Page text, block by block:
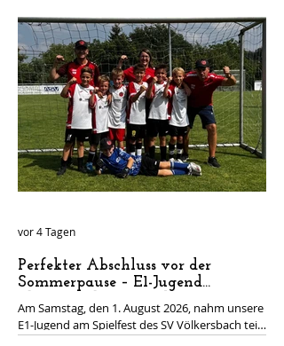
den Nachmittag zu gestalten. Bei strahlendem
Sonnenschein und Temperaturen von 33 Grad
hatten die Kinder die Möglichkeit, an 3
unterschiedlichen Stationen verschiedene
Trainingsformen des Fußballspiels
kennenzulernen. Die Kinder hatten bei einer
kleinen Dribbe
Perfekter Abschluss vor der
Sommerpause – E1-Jugend
überzeugt beim Spielfest in
Völkersbach
Am Samstag, den 1. August 2026, nahm unsere
E1-Jugend am Spielfest des SV Völkersbach teil.
vor 4 Tagen